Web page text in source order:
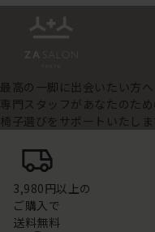
最高の一脚に出会いたい方へ
専門スタッフがあなたのため
椅子選びをサポートいたしま
3,980円以上の
ご購入で
送料無料